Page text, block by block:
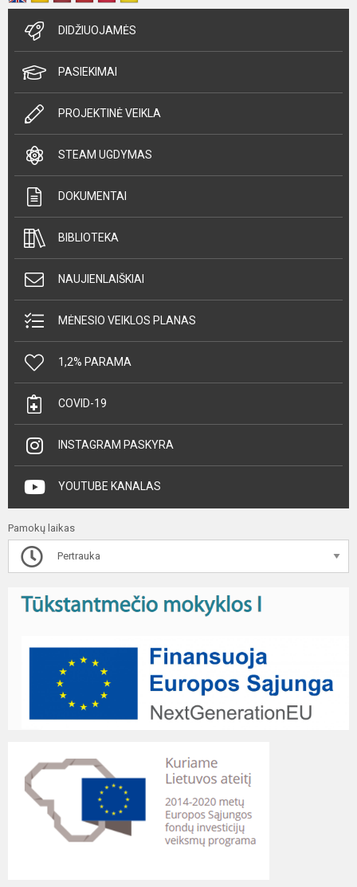
DIDŽIUOJAMĖS
PASIEKIMAI
PROJEKTINĖ VEIKLA
STEAM UGDYMAS
DOKUMENTAI
BIBLIOTEKA
NAUJIENLAIŠKIAI
MĖNESIO VEIKLOS PLANAS
1,2% PARAMA
COVID-19
INSTAGRAM PASKYRA
YOUTUBE KANALAS
Pamokų laikas
Pertrauka